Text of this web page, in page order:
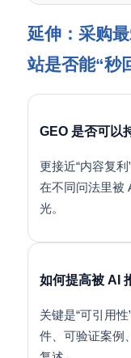
延伸：采购
站是否能“秒
GEO 是否可以
更接近“内容复
在不同问法里被
光。
如何提高被 AI
关键是“可引用
件、可验证案例